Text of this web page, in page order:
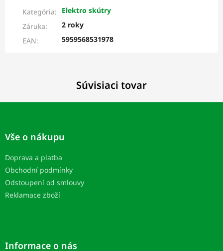
Súvisiaci tovar
Kategória:
Elektro skútry
Záruka:
2 roky
EAN: 5959568531978
Z
Vše o nákupu
Doprava a platba
Obchodní podmínky
Odstoupení od smlouvy
Reklamace zboží
Informace o nás